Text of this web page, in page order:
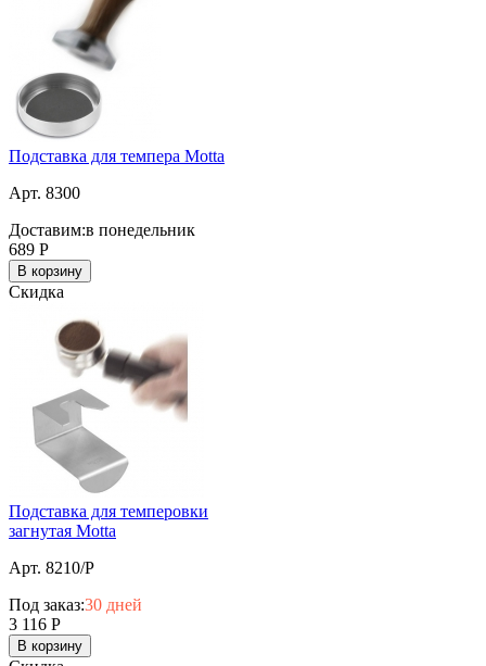
Подставка для темпера Motta
Арт. 8300
Доставим:в понедельник
689 Р
В корзину
Скидка
Подставка для темперовки
загнутая Motta
Арт. 8210/P
Под заказ:30 дней
3 116 Р
В корзину